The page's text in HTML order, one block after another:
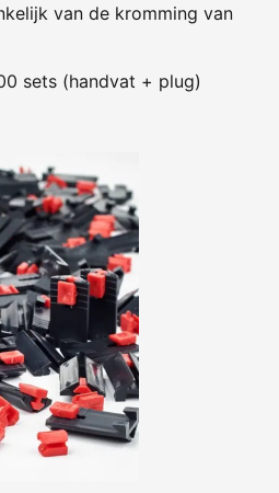
van de kromming van
sets (handvat + plug)